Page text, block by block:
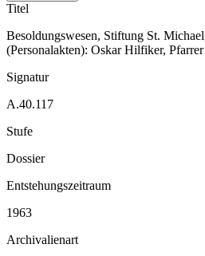
Titel
Besoldungswesen, Stiftung St.
(Personalakten): Oskar Hilfiker,
Signatur
A.40.117
Stufe
Dossier
Entstehungszeitraum
1963
Archivalienart